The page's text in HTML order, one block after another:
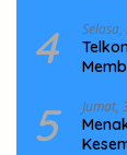
4
5 Jumat,